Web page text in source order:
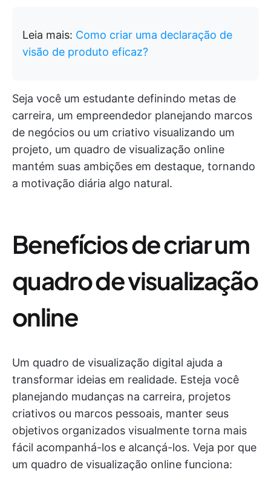
Leia mais: Como criar uma declaração de
visão de produto eficaz?
Seja você um estudante definindo metas de
carreira, um empreendedor planejando marcos
de negócios ou um criativo visualizando um
projeto, um quadro de visualização online
mantém suas ambições em destaque, tornando
a motivação diária algo natural.
Benefícios de criar um
quadro de visualização
online
Um quadro de visualização digital ajuda a
transformar ideias em realidade. Esteja você
planejando mudanças na carreira, projetos
criativos ou marcos pessoais, manter seus
objetivos organizados visualmente torna mais
fácil acompanhá-los e alcançá-los. Veja por que
um quadro de visualização online funciona: